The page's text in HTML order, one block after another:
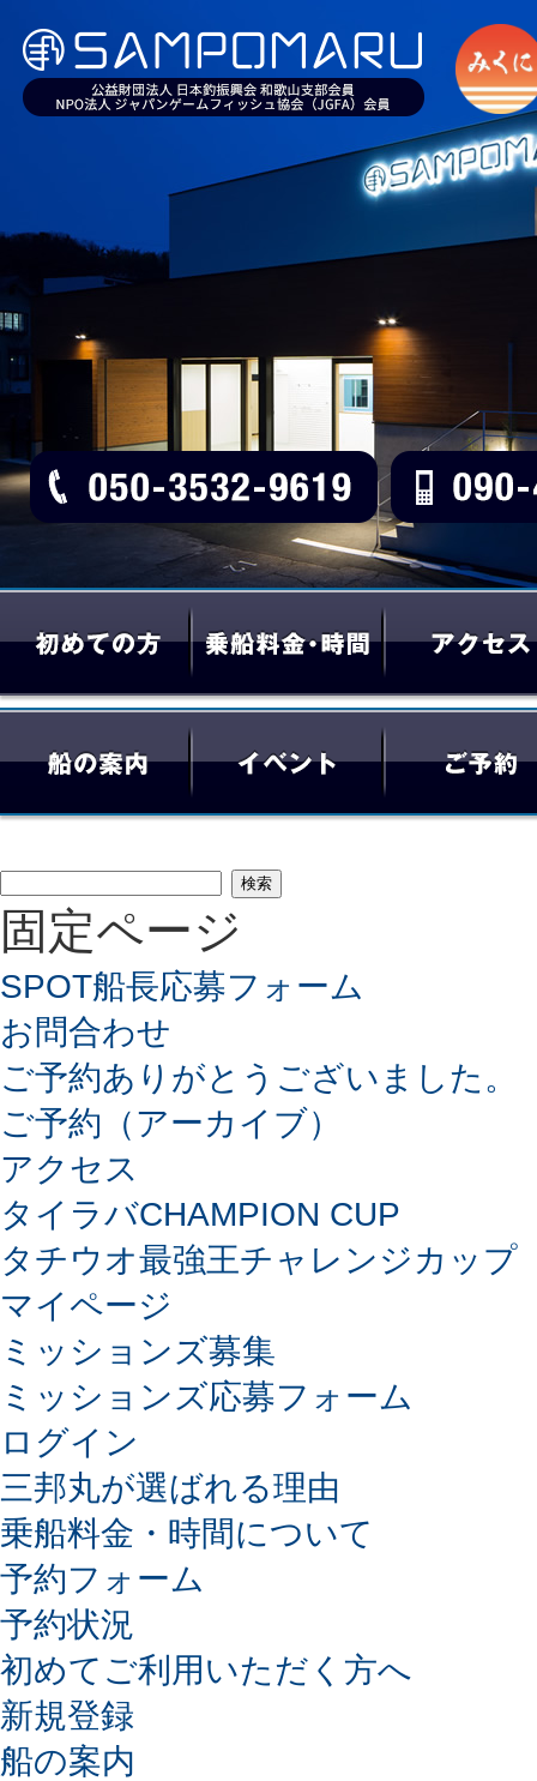
検
索:
固定ページ
SPOT船長応募フォーム
お問合わせ
ご予約ありがとうございました。
ご予約（アーカイブ）
アクセス
タイラバCHAMPION CUP
タチウオ最強王チャレンジカップ
マイページ
ミッションズ募集
ミッションズ応募フォーム
ログイン
三邦丸が選ばれる理由
乗船料金・時間について
予約フォーム
予約状況
初めてご利用いただく方へ
新規登録
船の案内